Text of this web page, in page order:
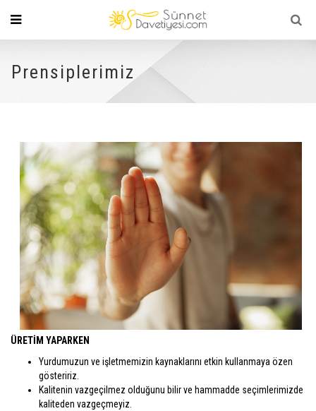
Prensiplerimiz
ÜRETİM YAPARKEN
Yurdumuzun ve işletmemizin kaynaklarını etkin kullanmaya özen
gösteririz.
Kalitenin vazgeçilmez olduğunu bilir ve hammadde seçimlerimizde
kaliteden vazgeçmeyiz.